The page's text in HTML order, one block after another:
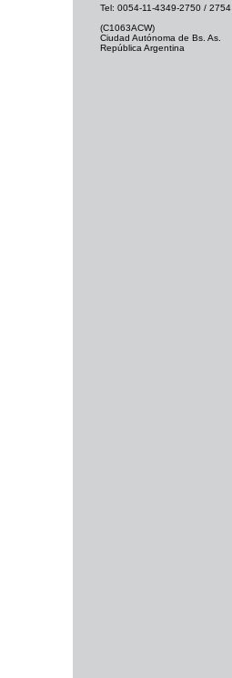
Tel: 0054-11-4349-2750 / 2754
(C1063ACW)
Ciudad Autónoma de Bs. As.
República Argentina